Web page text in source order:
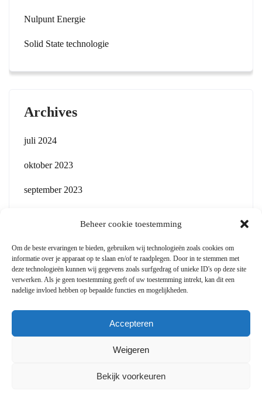
Beheer cookie toestemming
Om de beste ervaringen te bieden, gebruiken wij technologieën zoals cookies om
informatie over je apparaat op te slaan en/of te raadplegen. Door in te stemmen met
deze technologieën kunnen wij gegevens zoals surfgedrag of unieke ID's op deze site
verwerken. Als je geen toestemming geeft of uw toestemming intrekt, kan dit een
nadelige invloed hebben op bepaalde functies en mogelijkheden.
Accepteren
Weigeren
Bekijk voorkeuren
Nulpunt Energie
Solid State technologie
Archives
juli 2024
oktober 2023
september 2023
Legaal
ANBI
Privacybeleid